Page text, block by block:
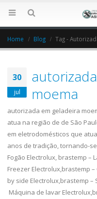
Home Blog Tag -
30
jul
moema
autorizada em geladeira
atua na região de de São
em eletrodomésticos que
anos de tradição, tornando-
Fogão Electrolux, brastemp –
Freezer Electrolux,brastemp
by side Electrolux,brastemp –
Máquina de lavar